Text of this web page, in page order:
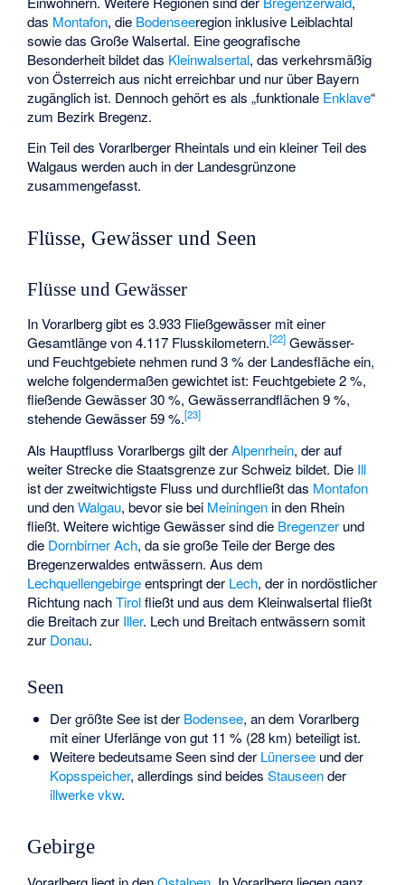
das Montafon, die Bodensee­region inklusive Leiblachtal
sowie das Große Walsertal. Eine geografische
Besonderheit bildet das Kleinwalsertal, das verkehrsmäßig
von Österreich aus nicht erreichbar und nur über Bayern
zugänglich ist. Dennoch gehört es als „funktionale Enklave“
zum Bezirk Bregenz.
Ein Teil des Vorarlberger Rheintals und ein kleiner Teil des
Walgaus werden auch in der Landesgrünzone
zusammengefasst.
Flüsse, Gewässer und Seen
Flüsse und Gewässer
In Vorarlberg gibt es 3.933 Fließgewässer mit einer
Gesamtlänge von 4.117 Flusskilometern.[22] Gewässer-
und Feuchtgebiete nehmen rund 3 % der Landesfläche ein,
welche folgendermaßen gewichtet ist: Feuchtgebiete 2 %,
fließende Gewässer 30 %, Gewässerrandflächen 9 %,
stehende Gewässer 59 %.[23]
Als Hauptfluss Vorarlbergs gilt derAlpenrhein, der auf
weiter Strecke die Staatsgrenze zur Schweiz bildet. Die Ill
ist der zweitwichtigste Fluss und durchfließt das Montafon
und denWalgau, bevor sie bei Meiningen in den Rhein
fließt. Weitere wichtige Gewässer sind die Bregenzer und
die Dornbirner Ach, da sie große Teile der Berge des
Bregenzerwaldes entwässern. Aus dem
Lechquellengebirgeentspringt der Lech, der in nordöstlicher
Richtung nachTirolfließt und aus dem Kleinwalsertal fließt
die Breitach zur Iller. Lech und Breitach entwässern somit
zur Donau.
Seen
Der größte See ist der Bodensee, an dem Vorarlberg
mit einer Uferlänge von gut 11 % (28 km) beteiligt ist.
Weitere bedeutsame Seen sind der Lünerseeund der
Kopsspeicher, allerdings sind beides Stauseender
illwerke vkw.
Gebirge